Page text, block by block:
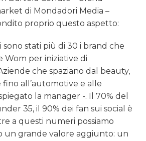
di Mondadori Media –
proprio questo aspetto:
sono stati più di 30 i brand che
Wom per iniziative di
che spaziano dal beauty,
fino all’automotive e alle
la manager -. Il 70% del
35, il 90% dei fan sui social è
a questi numeri possiamo
un grande valore aggiunto: un